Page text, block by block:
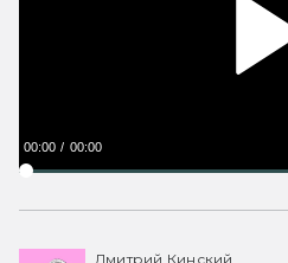
00:00 00:00
Дмитрий Кинский